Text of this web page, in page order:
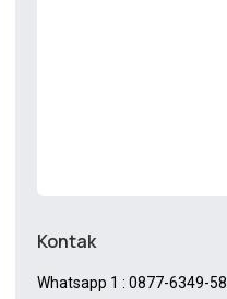
Kontak
Whatsapp 1 : 0877-6349-